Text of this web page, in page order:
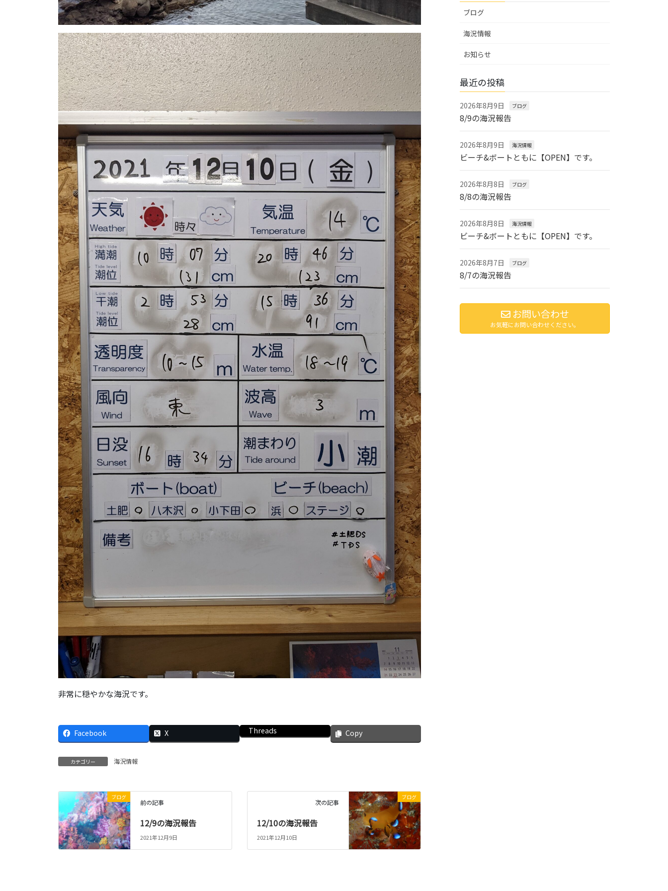
非常に穏やかな海況です。
Facebook X Threads Copy
カテゴリー 海況情報
ブログ
前の記事
12/9の海況報告
2021年12月9日
ブログ
次の記事
12/10の海況報告
2021年12月10日
ブログ
海況情報
お知らせ
最近の投稿
2026年8月9日 ブログ
8/9の海況報告
2026年8月9日 海況情報
ビーチ&ボートともに【OPEN】です。
2026年8月8日 ブログ
8/8の海況報告
2026年8月8日 海況情報
ビーチ&ボートともに【OPEN】です。
2026年8月7日 ブログ
8/7の海況報告
お問い合わせ
お気軽にお問い合わせください。